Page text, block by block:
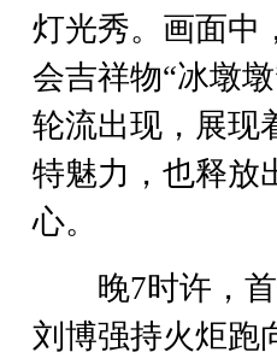
灯光秀。画面中
会吉祥物“冰墩
轮流出现，展现
特魅力，也释放
心。
晚7时许，首
刘博强持火炬跑